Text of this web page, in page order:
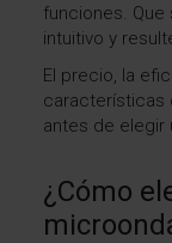
funciones. Que
intuitivo y
El precio, la
características
antes de elegir
¿Cómo